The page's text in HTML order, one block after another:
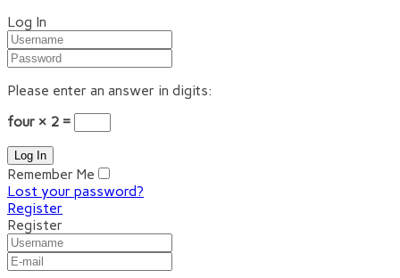
Log In
Please enter an answer in digits:
four × 2 =
Remember Me
Lost your password?
Register
Register